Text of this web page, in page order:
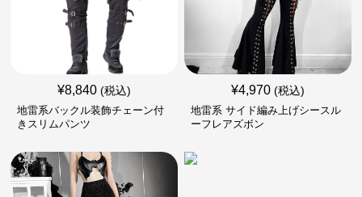
¥8,840 (税込)
地雷系バックル装飾チェーン付
きスリムパンツ
¥4,970 (税込)
地雷系 サイド編み上げシースル
ーフレアズボン